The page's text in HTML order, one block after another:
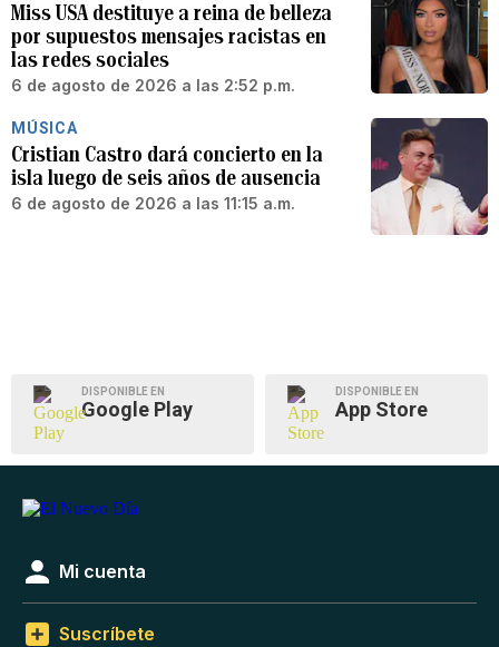
Miss USA destituye a reina de belleza
por supuestos mensajes racistas en
las redes sociales
6 de agosto de 2026 a las 2:52 p.m.
MÚSICA
Cristian Castro dará concierto en la
isla luego de seis años de ausencia
6 de agosto de 2026 a las 11:15 a.m.
DISPONIBLE EN
Google Play
DISPONIBLE EN
App Store
Mi cuenta
Suscríbete